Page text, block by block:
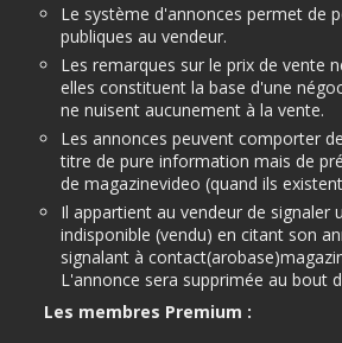
Le système d'annonces permet de
publiques au vendeur.
Les remarques sur le prix de vente
elles constituent la base d'une
ne nuisent aucunement à la vente.
Les annonces peuvent comporter
titre de pure information mais de
de magazinevideo (quand ils
Il appartient au vendeur de signaler
indisponible (vendu) en citant son
signalant à
L'annonce sera supprimée au bout
Les membres Premium :